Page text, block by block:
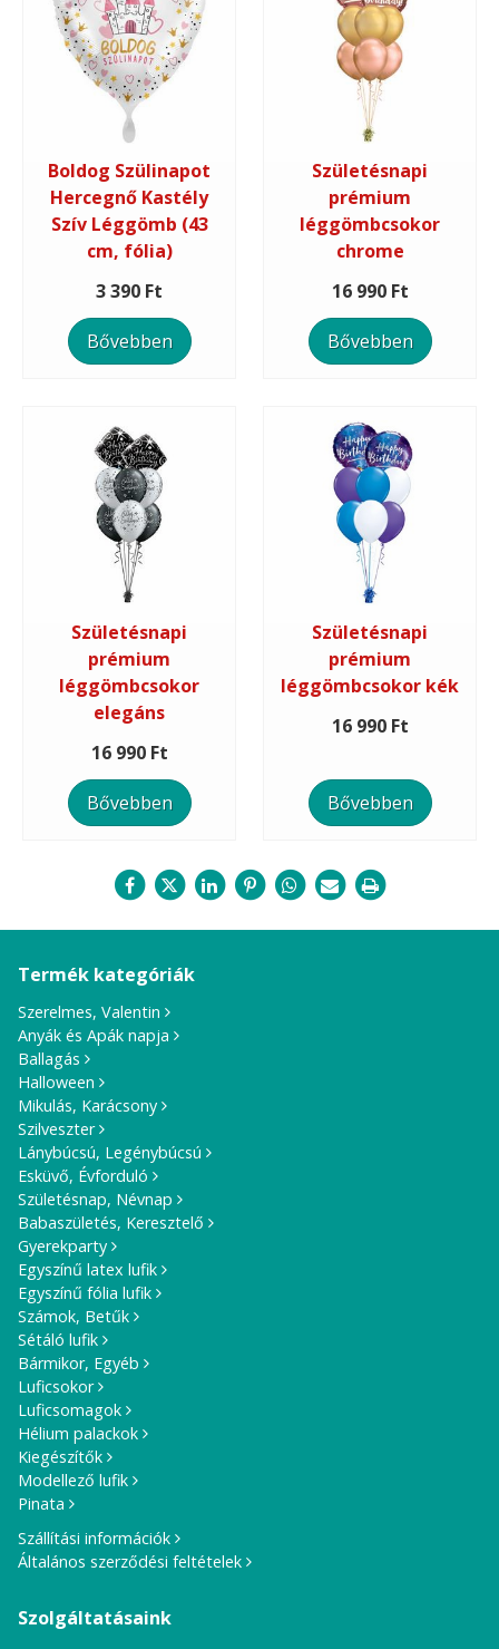
Boldog Szülinapot
Hercegnő Kastély
Szív Léggömb (43
cm, fólia)
3 390 Ft
Bővebben
Születésnapi
prémium
léggömbcsokor
chrome
16 990 Ft
Bővebben
Születésnapi
prémium
léggömbcsokor
elegáns
16 990 Ft
Bővebben
Születésnapi
prémium
léggömbcsokor kék
16 990 Ft
Bővebben
Termék kategóriák
Szerelmes, Valentin
Anyák és Apák napja
Ballagás
Halloween
Mikulás, Karácsony
Szilveszter
Lánybúcsú, Legénybúcsú
Esküvő, Évforduló
Születésnap, Névnap
Babaszületés, Keresztelő
Gyerekparty
Egyszínű latex lufik
Egyszínű fólia lufik
Számok, Betűk
Sétáló lufik
Bármikor, Egyéb
Luficsokor
Luficsomagok
Hélium palackok
Kiegészítők
Modellező lufik
Pinata
Szállítási információk
Általános szerződési feltételek
Szolgáltatásaink